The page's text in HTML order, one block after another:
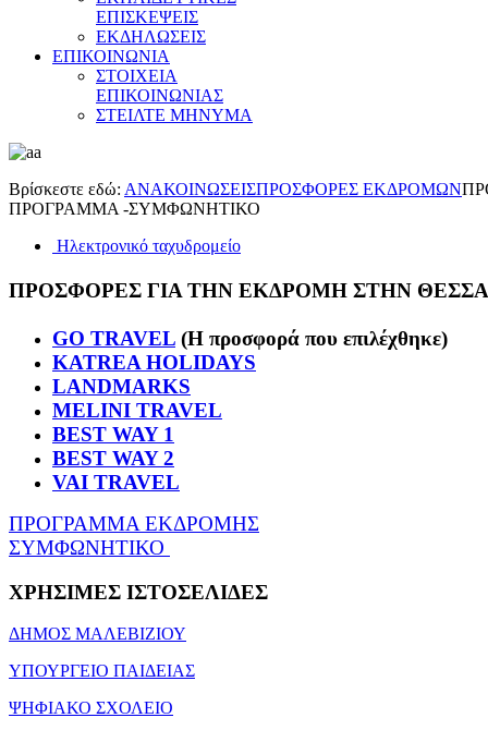
ΕΠΙΣΚΕΨΕΙΣ
ΕΚΔΗΛΩΣΕΙΣ
ΕΠΙΚΟΙΝΩΝΙΑ
ΣΤΟΙΧΕΙΑ
ΕΠΙΚΟΙΝΩΝΙΑΣ
ΣΤΕΙΛΤΕ ΜΗΝΥΜΑ
Βρίσκεστε εδώ: ΑΝΑΚΟΙΝΩΣΕΙΣΠΡΟΣΦΟΡΕΣ ΕΚΔΡΟΜΩΝ
ΠΡΟΓΡΑΜΜΑ -ΣΥΜΦΩΝΗΤΙΚΟ
Ηλεκτρονικό ταχυδρομείο
ΠΡΟΣΦΟΡΕΣ ΓΙΑ ΤΗΝ ΕΚΔΡΟΜΗ ΣΤΗΝ
GO TRAVEL (Η προσφορά που επιλέχθηκε)
KATREA HOLIDAYS
LANDMARKS
MELINI TRAVEL
BEST WAY 1
BEST WAY 2
VAI TRAVEL
ΠΡΟΓΡΑΜΜΑ ΕΚΔΡΟΜΗΣ
ΣΥΜΦΩΝΗΤΙΚΟ
ΧΡΗΣΙΜΕΣ ΙΣΤΟΣΕΛΙΔΕΣ
ΔΗΜΟΣ ΜΑΛΕΒΙΖΙΟΥ
ΥΠΟΥΡΓΕΙΟ ΠΑΙΔΕΙΑΣ
ΨΗΦΙΑΚΟ ΣΧΟΛΕΙΟ